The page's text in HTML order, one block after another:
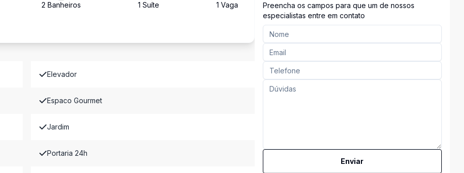
2 Banheiros 1 Suíte 1 Vaga
Elevador
Espaco Gourmet
Jardim
Portaria 24h
Preencha os campos para que um de nossos
especialistas entre em contato
Enviar